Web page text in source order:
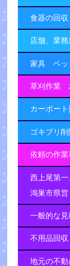
食器の回
店舗、業務
家具 ベッ
草刈作業
カーポー
ゴキブリ
依頼の作
西上尾第一
鴻巣市県営
一般的な
不用品回
地元の不